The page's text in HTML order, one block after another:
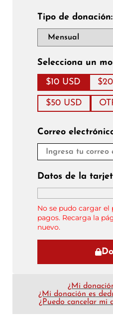
Tipo de donación:
Selecciona un
$10 USD
$50 USD
Correo
Datos de la
No se pudo cargar el
pagos. Recarga la
nuevo.
¿Mi
¿Mi donación es
¿Puedo cancelar mi